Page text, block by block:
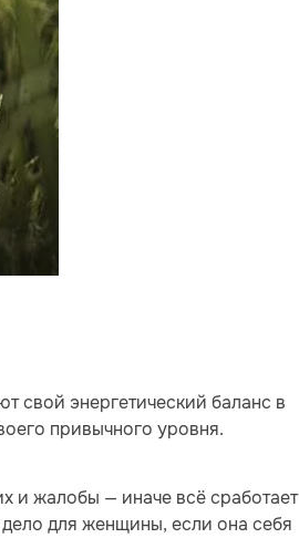
свой энергетический баланс в
привычного уровня.
и жалобы — иначе всё сработает
для женщины, если она себя